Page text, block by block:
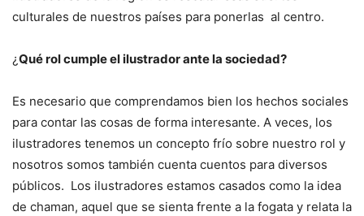
culturales de nuestros países para ponerlas al centro.
¿Qué rol cumple el ilustrador ante la sociedad?
Es necesario que comprendamos bien los hechos sociales
para contar las cosas de forma interesante. A veces, los
ilustradores tenemos un concepto frío sobre nuestro rol y
nosotros somos también cuenta cuentos para diversos
públicos. Los ilustradores estamos casados como la idea
de chaman, aquel que se sienta frente a la fogata y relata la